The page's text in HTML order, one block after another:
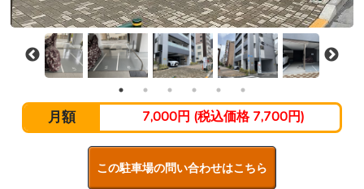
月額 7,000円 (税込価格 7,700円)
この駐車場の問い合わせはこちら